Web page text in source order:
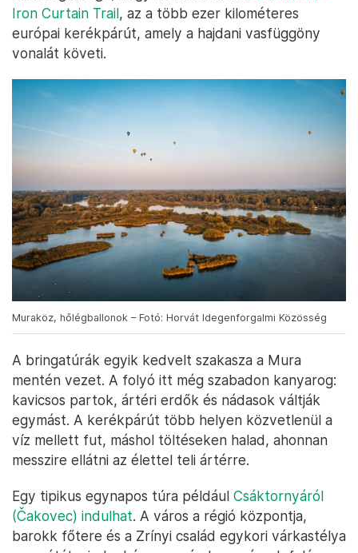
Iron Curtain Trail, az a több ezer kilométeres
európai kerékpárút, amely a hajdani vasfüggöny
vonalát követi.
Muraköz, hőlégballonok – Fotó: Horvát Idegenforgalmi Közösség
A bringatúrák egyik kedvelt szakasza a Mura
mentén vezet. A folyó itt még szabadon kanyarog:
kavicsos partok, ártéri erdők és nádasok váltják
egymást. A kerékpárút több helyen közvetlenül a
víz mellett fut, máshol töltéseken halad, ahonnan
messzire ellátni az élettel teli ártérre.
Egy tipikus egynapos túra például Csáktornyáról
(Čakovec) indulhat. A város a régió központja,
barokk főtere és a Zrínyi család egykori várkastélya